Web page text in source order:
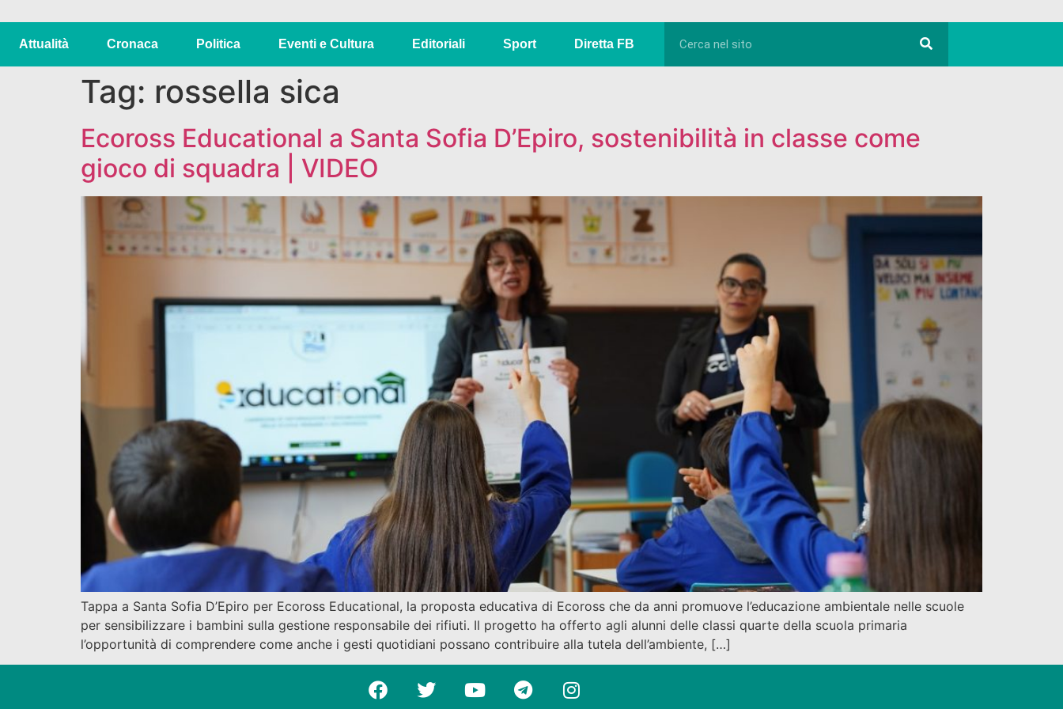
Attualità Cronaca Politica Eventi e Cultura Editoriali Sport Diretta FB
Tag: rossella sica
Ecoross Educational a Santa Sofia D’Epiro, sostenibilità in classe come
gioco di squadra | VIDEO
Tappa a Santa Sofia D’Epiro per Ecoross Educational, la proposta educativa di Ecoross che da anni promuove l’educazione ambientale nelle scuole
per sensibilizzare i bambini sulla gestione responsabile dei rifiuti. Il progetto ha offerto agli alunni delle classi quarte della scuola primaria
l’opportunità di comprendere come anche i gesti quotidiani possano contribuire alla tutela dell’ambiente, […]